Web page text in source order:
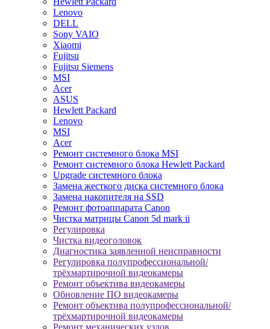
Lenovo
DELL
Sony VAIO
Xiaomi
Fujitsu
Fujitsu Siemens
MSI
Acer
ASUS
Hewlett Packard
Lenovo
MSI
Acer
Ремонт системного блока MSI
Ремонт системного блока Hewlett Packard
Upgrade системного блока
Замена жесткого диска системного блока
Замена накопителя на SSD
Ремонт фотоаппарата Canon
Чистка матрицы Canon 5d mark ii
Регулировка
Чистка видеоголовок
Диагностика заявленной неисправности
Регулировка полупрофессиональной/
трёхмартирочной видеокамеры
Ремонт объектива видеокамеры
Обновление ПО видеокамеры
Ремонт объектива полупрофессиональной/
трёхмартирочной видеокамеры
Ремонт механических узлов